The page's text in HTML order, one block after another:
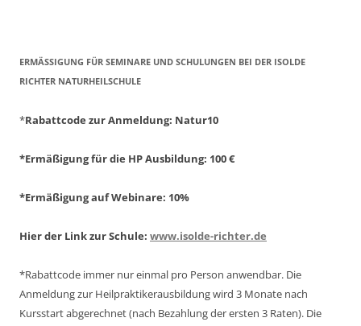
ERMÄSSIGUNG FÜR SEMINARE UND SCHULUNGEN BEI DER ISOLDE R
ICHTER NATURHEILSCHULE
*Rabattcode zur Anmeldung: Natur10
*Ermäßigung für die HP Ausbildung: 100 €
*Ermäßigung auf Webinare: 10%
Hier der Link zur Schule: www.isolde-richter.de
*Rabattcode immer nur einmal pro Person anwendbar. Die
Anmeldung zur Heilpraktikerausbildung wird 3 Monate nach
Kursstart abgerechnet(nach Bezahlung der ersten 3 Raten). Die